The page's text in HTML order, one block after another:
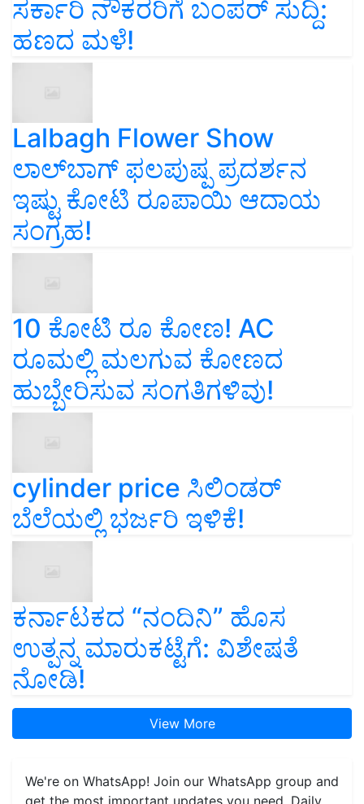
ಸರ್ಕಾರಿ ನೌಕರರಿಗೆ ಬಂಪರ್‌ ಸುದ್ದಿ:
ಹಣದ ಮಳೆ!
Lalbagh Flower Show
ಲಾಲ್‌ಬಾಗ್ ಫಲಪುಷ್ಪ ಪ್ರದರ್ಶನ
ಇಷ್ಟು ಕೋಟಿ ರೂಪಾಯಿ ಆದಾಯ
ಸಂಗ್ರಹ!
10 ಕೋಟಿ ರೂ ಕೋಣ! AC
ರೂಮಲ್ಲಿ ಮಲಗುವ ಕೋಣದ
ಹುಬ್ಬೇರಿಸುವ ಸಂಗತಿಗಳಿವು!
cylinder price ಸಿಲಿಂಡರ್‌
ಬೆಲೆಯಲ್ಲಿ ಭರ್ಜರಿ ಇಳಿಕೆ!
ಕರ್ನಾಟಕದ “ನಂದಿನಿ” ಹೊಸ
ಉತ್ಪನ್ನ ಮಾರುಕಟ್ಟೆಗೆ: ವಿಶೇಷತೆ
ನೋಡಿ!
View More
We're on WhatsApp! Join our WhatsApp group and
get the most important updates you need. Daily.